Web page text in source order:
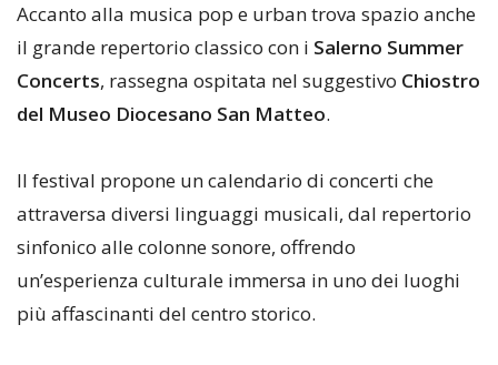
Accanto alla musica pop e urban trova spazio anche
il grande repertorio classico con i Salerno Summer
Concerts, rassegna ospitata nel suggestivo Chiostro
del Museo Diocesano San Matteo.
Il festival propone un calendario di concerti che
attraversa diversi linguaggi musicali, dal repertorio
sinfonico alle colonne sonore, offrendo
un’esperienza culturale immersa in uno dei luoghi
più affascinanti del centro storico.